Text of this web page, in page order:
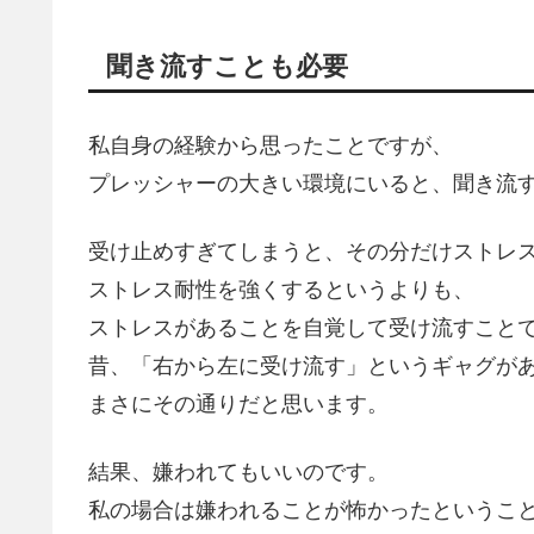
聞き流すことも必要
私自身の経験から思ったことですが、
プレッシャーの大きい環境にいると、聞き流
受け止めすぎてしまうと、その分だけストレ
ストレス耐性を強くするというよりも、
ストレスがあることを自覚して受け流すこと
昔、「右から左に受け流す」というギャグが
まさにその通りだと思います。
結果、嫌われてもいいのです。
私の場合は嫌われることが怖かったというこ